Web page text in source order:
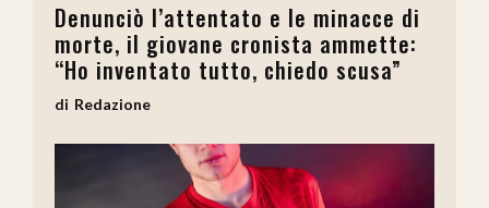
Denunciò l’attentato e le minacce di
morte, il giovane cronista ammette:
“Ho inventato tutto, chiedo scusa”
Redazione